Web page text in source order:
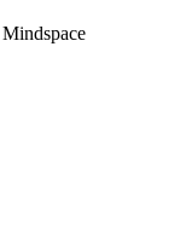
Mindspace